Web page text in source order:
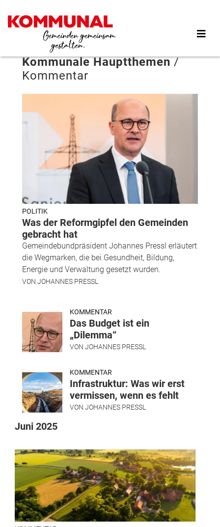
Inhalt
Kommunale Hauptthemen/
Kommentar
POLITIK
Was der Reformgipfel den Gemeinden
gebracht hat
Gemeindebundpräsident Johannes Pressl erläutert
die Wegmarken, die bei Gesundheit, Bildung,
Energie und Verwaltung gesetzt wurden.
VON JOHANNES PRESSL
KOMMENTAR
Das Budget ist ein
„Dilemma“
VON JOHANNES PRESSL
KOMMENTAR
Infrastruktur: Was wir erst
vermissen, wenn es fehlt
VON JOHANNES PRESSL
Juni 2025